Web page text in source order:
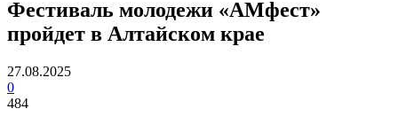
Фестиваль молодежи «АМфест»
пройдет в Алтайском крае
27.08.2025
0
484